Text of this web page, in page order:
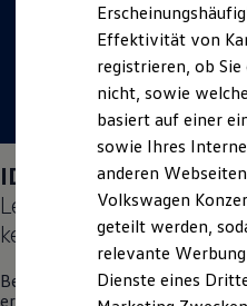
Batterie
Sicherheit
Garantie und
Nachhaltigkeit
Technologie
Kosten und Kauf
Kaufoptionen
E-Auto-
Software und
Die ID.
ID. Software
Digitale Extras
Schnittstellen
ID. Polo
Days am
Lernen Sie den neuen
kennen.
Besuchen Sie uns am 05.
erleben Sie einen Tag voller
Effektivität von
registrieren, ob
nicht, sowie
basiert auf einer
sowie Ihres
anderen
Volkswagen
geteilt werden,
relevante
Dienste eines